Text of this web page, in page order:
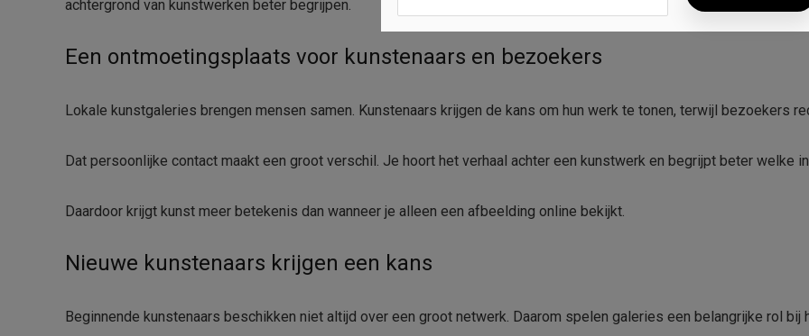
achtergrond van kunstwerken beter begrijpen.
Een ontmoetingsplaats voor kunstenaars en bezoekers
Lokale kunstgaleries brengen mensen samen. Kunstenaars krijgen de kans om hun werk te tonen, terwijl bezoekers
Dat persoonlijke contact maakt een groot verschil. Je hoort het verhaal achter een kunstwerk en begrijpt beter welke
Daardoor krijgt kunst meer betekenis dan wanneer je alleen een afbeelding online bekijkt.
Nieuwe kunstenaars krijgen een kans
Beginnende kunstenaars beschikken niet altijd over een groot netwerk. Daarom spelen galeries een belangrijke rol bij